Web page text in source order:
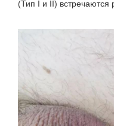
(Тип I и II) встречаются